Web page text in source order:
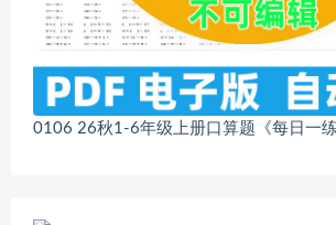
0106 26秋1-6年级上册口算题《每日一练